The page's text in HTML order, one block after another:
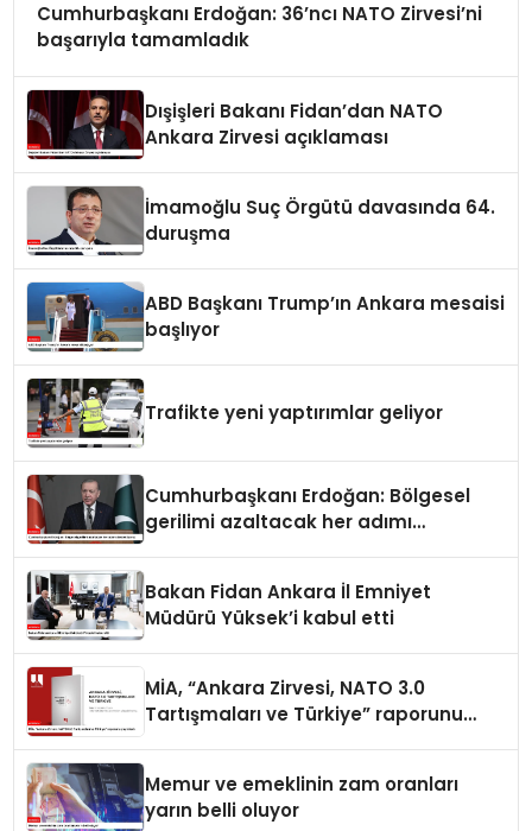
Cumhurbaşkanı Erdoğan: 36’ncı NATO Zirvesi’ni
başarıyla tamamladık
Dışişleri Bakanı Fidan’dan NATO
Ankara Zirvesi açıklaması
İmamoğlu Suç Örgütü davasında 64.
duruşma
ABD Başkanı Trump’ın Ankara mesaisi
başlıyor
Trafikte yeni yaptırımlar geliyor
Cumhurbaşkanı Erdoğan: Bölgesel
gerilimi azaltacak her adımı
Bakan Fidan Ankara İl Emniyet
Müdürü Yüksek’i kabul etti
MİA, “Ankara Zirvesi, NATO 3.0
Tartışmaları ve Türkiye” raporunu
Memur ve emeklinin zam oranları
yarın belli oluyor